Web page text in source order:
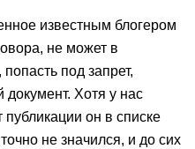
известным блогером
не может в
под запрет,
документ. Хотя у нас
он в списке
не значился, и до сих